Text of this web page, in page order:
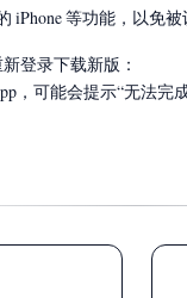
iPhone 等功能，以免被
登录下载新版：
，可能会提示“无法完成